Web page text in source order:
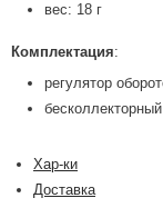
вес: 18 г
Комплектация:
регулятор
Хар-ки
Доставка